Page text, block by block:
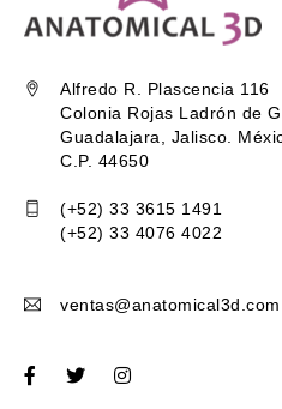
Alfredo R. Plascencia 116
Colonia Rojas Ladrón de
Guadalajara, Jalisco.
C.P. 44650
(+52) 33 3615 1491
(+52) 33 4076 4022
ventas@anatomical3d.com